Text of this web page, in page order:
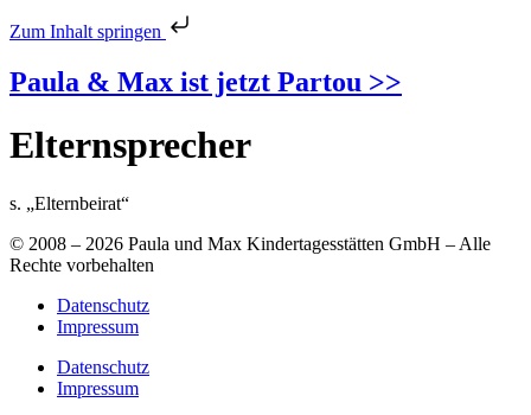
Zum Inhalt springen
Paula & Max ist jetzt Partou >>
Elternsprecher
s. „Elternbeirat“
© 2008 – 2026 Paula und Max Kindertagesstätten GmbH – Alle
Rechte vorbehalten
Datenschutz
Impressum
Datenschutz
Impressum